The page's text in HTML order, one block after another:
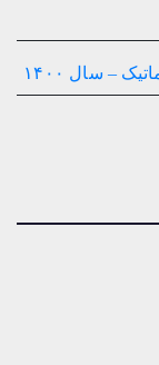
– سال ۱۴۰۰